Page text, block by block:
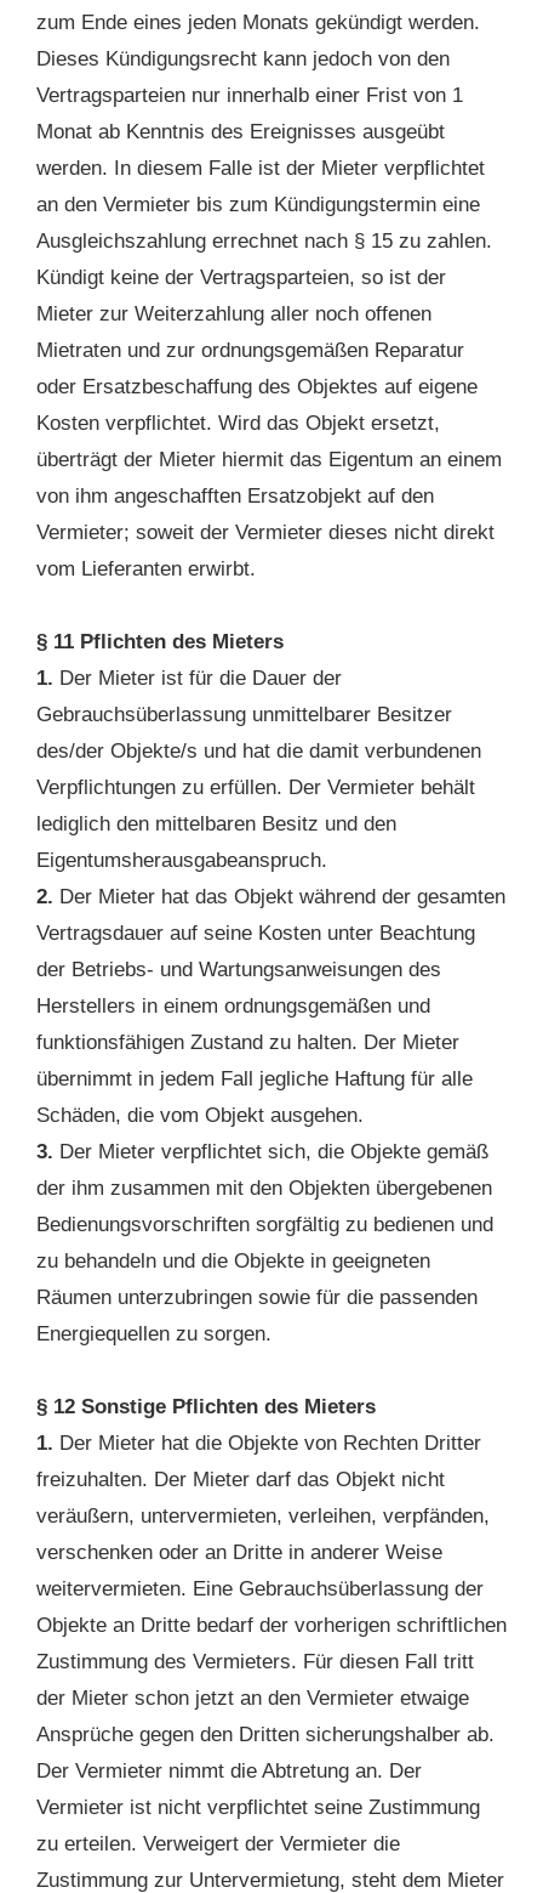
zum Ende eines jeden Monats gekündigt werden.
Dieses Kündigungsrecht kann jedoch von den
Vertragsparteien nur innerhalb einer Frist von 1
Monat ab Kenntnis des Ereignisses ausgeübt
werden. In diesem Falle ist der Mieter verpflichtet
an den Vermieter bis zum Kündigungstermin eine
Ausgleichszahlung errechnet nach § 15 zu zahlen.
Kündigt keine der Vertragsparteien, so ist der
Mieter zur Weiterzahlung aller noch offenen
Mietraten und zur ordnungsgemäßen Reparatur
oder Ersatzbeschaffung des Objektes auf eigene
Kosten verpflichtet. Wird das Objekt ersetzt,
überträgt der Mieter hiermit das Eigentum an einem
von ihm angeschafften Ersatzobjekt auf den
Vermieter; soweit der Vermieter dieses nicht direkt
vom Lieferanten erwirbt.
§ 11 Pflichten des Mieters
1. Der Mieter ist für die Dauer der
Gebrauchsüberlassung unmittelbarer Besitzer
des/der Objekte/s und hat die damit verbundenen
Verpflichtungen zu erfüllen. Der Vermieter behält
lediglich den mittelbaren Besitz und den
Eigentumsherausgabeanspruch.
2. Der Mieter hat das Objekt während der gesamten
Vertragsdauer auf seine Kosten unter Beachtung
der Betriebs- und Wartungsanweisungen des
Herstellers in einem ordnungsgemäßen und
funktionsfähigen Zustand zu halten. Der Mieter
übernimmt in jedem Fall jegliche Haftung für alle
Schäden, die vom Objekt ausgehen.
3. Der Mieter verpflichtet sich, die Objekte gemäß
der ihm zusammen mit den Objekten übergebenen
Bedienungsvorschriften sorgfältig zu bedienen und
zu behandeln und die Objekte in geeigneten
Räumen unterzubringen sowie für die passenden
Energiequellen zu sorgen.
§ 12 Sonstige Pflichten des Mieters
1. Der Mieter hat die Objekte von Rechten Dritter
freizuhalten. Der Mieter darf das Objekt nicht
veräußern, untervermieten, verleihen, verpfänden,
verschenken oder an Dritte in anderer Weise
weitervermieten. Eine Gebrauchsüberlassung der
Objekte an Dritte bedarf der vorherigen schriftlichen
Zustimmung des Vermieters. Für diesen Fall tritt
der Mieter schon jetzt an den Vermieter etwaige
Ansprüche gegen den Dritten sicherungshalber ab.
Der Vermieter nimmt die Abtretung an. Der
Vermieter ist nicht verpflichtet seine Zustimmung
zu erteilen. Verweigert der Vermieter die
Zustimmung zur Untervermietung, steht dem Mieter